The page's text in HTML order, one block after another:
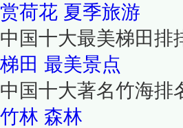
赏荷花 夏季旅游
中国十大最美梯田排
梯田 最美景点
中国十大著名竹海排
竹林 森林